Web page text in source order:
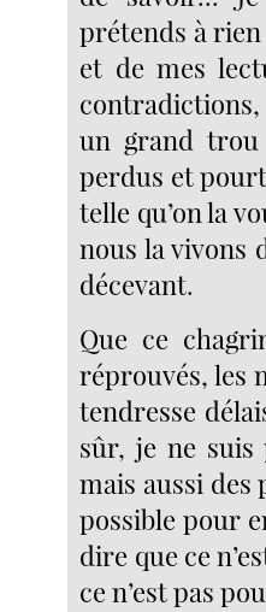
prétends à
et de mes
un grand trou
perdus et
telle qu’on la
nous la vivons
décevant.
Que ce
réprouvés, les
tendresse
sûr, je ne suis
mais aussi des
possible pour
dire que ce
ce n’est pas